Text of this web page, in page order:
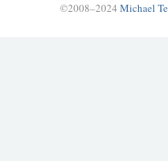
©2008–2024 Michael